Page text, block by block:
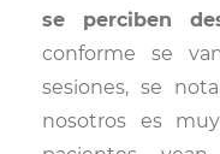
se perciben
conforme se
sesiones, se
nosotros es